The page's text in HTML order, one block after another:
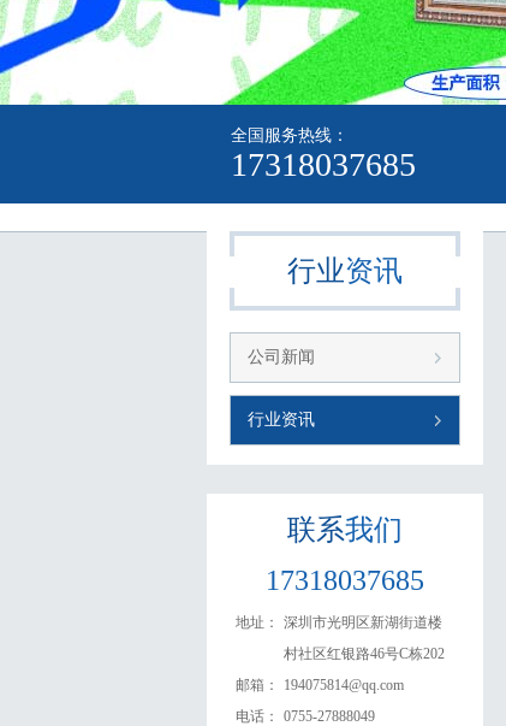
全国服务热线：
17318037685
行业资讯
公司新闻
行业资讯
联系我们
17318037685
地址：
深圳市光明区新湖街道楼
村社区红银路46号C栋202
邮箱：
194075814@qq.com
电话：
0755-27888049